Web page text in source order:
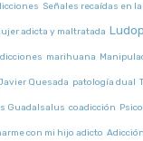
Señales recaídas en
adicta y maltratada
marihuana
Quesada patología dual
Guadalsalus coadicción
con mi hijo adicto